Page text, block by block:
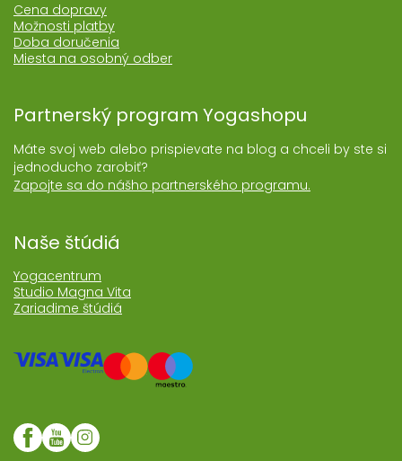
Cena dopravy
Možnosti platby
Doba doručenia
Miesta na osobný odber
Partnerský program Yogashopu
Máte svoj web alebo prispievate na blog a chceli by ste si
jednoducho zarobiť?
Zapojte sa do nášho partnerského programu.
Naše štúdiá
Yogacentrum
Studio Magna Vita
Zariadime štúdiá